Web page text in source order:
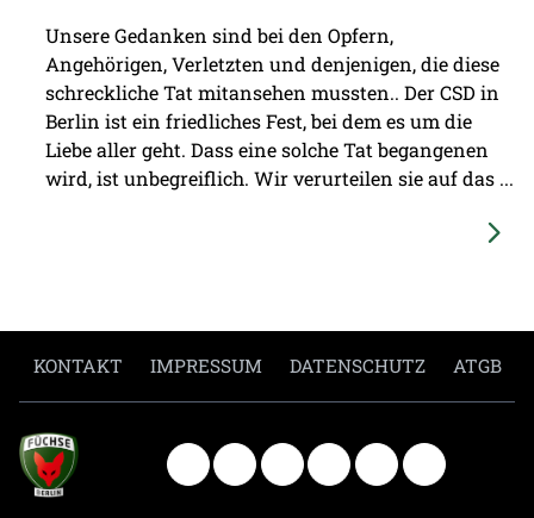
Unsere Gedanken sind bei den Opfern,
Angehörigen, Verletzten und denjenigen, die diese
schreckliche Tat mitansehen mussten.. Der CSD in
Berlin ist ein friedliches Fest, bei dem es um die
Liebe aller geht. Dass eine solche Tat begangenen
wird, ist unbegreiflich. Wir verurteilen sie auf das ...
KONTAKT IMPRESSUM DATENSCHUTZ ATGB